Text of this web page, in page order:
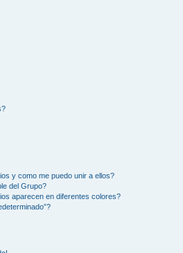
y como me puedo unir a ellos?
del Grupo?
aparecen en diferentes colores?